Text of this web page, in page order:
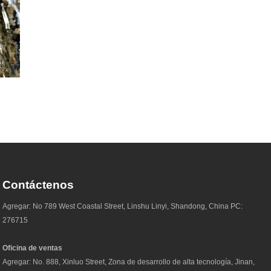
Contáctenos
Agregar: No 789 West Coastal Street, Linshu Linyi, Shandong, China PC:
276715
Oficina de ventas
Agregar: No. 888, Xinluo Street, Zona de desarrollo de alta tecnología, Jinan,